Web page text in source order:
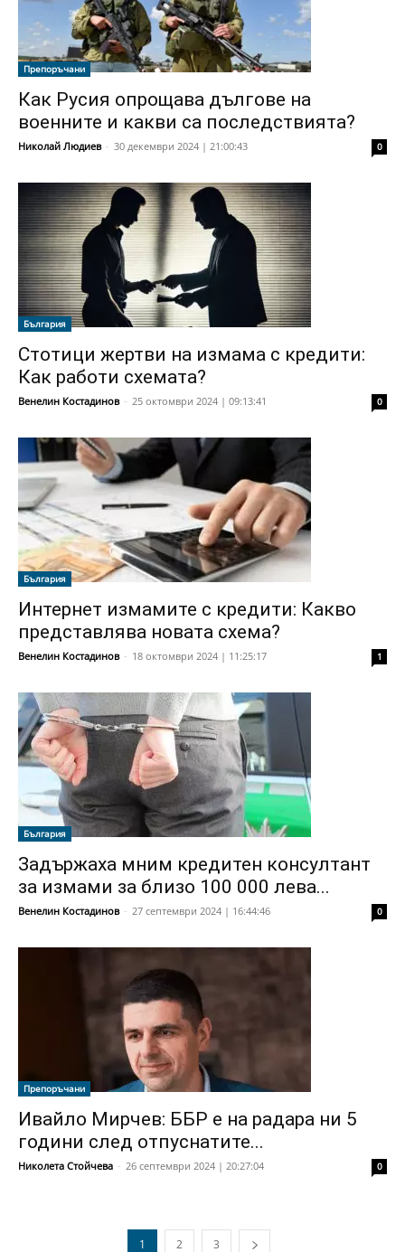
Препоръчани
Как Русия опрощава дългове на
военните и какви са последствията?
Николай Людиев - 30 декември 2024 | 21:00:43 0
България
Стотици жертви на измама с кредити:
Как работи схемата?
Венелин Костадинов - 25 октомври 2024 | 09:13:41 0
България
Интернет измамите с кредити: Какво
представлява новата схема?
Венелин Костадинов - 18 октомври 2024 | 11:25:17 1
България
Задържаха мним кредитен консултант
за измами за близо 100 000 лева...
Венелин Костадинов - 27 септември 2024 | 16:44:46 0
Препоръчани
Ивайло Мирчев: ББР е на радара ни 5
години след отпуснатите...
Николета Стойчева - 26 септември 2024 | 20:27:04 0
1 2 3